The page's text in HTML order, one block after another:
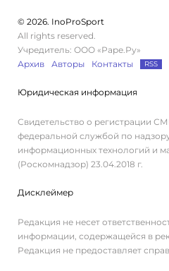
© 2026. InoProSport
All rights reserved.
Учредитель: ООО «Раре.Ру»
Архив
Авторы Контакты RSS
Юридическая информация
Свидетельство о регистрации
федеральной службой по
информационных технологий и
(Роскомнадзор) 23.04.2018 г.
Дисклеймер
Редакция не несет
информации, содержащейся в
Редакция не предоставляет